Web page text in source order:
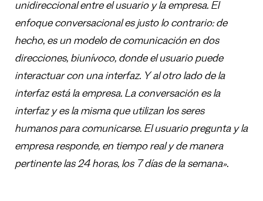
unidireccional entre el usuario y la empresa. El
enfoque conversacionalesjusto lo contrario: de
hecho, es un modelo de comunicación en dos
direcciones, biunívoco, donde el usuario puede
interactuar con una interfaz. Y al otro lado de la
interfaz está la empresa. La conversación es la
interfaz yes la misma que utilizan los seres
humanos para comunicarse. El usuario pregunta y la
empresa responde, en tiempo real y de manera
pertinente las 24 horas, los 7 días de la semana».